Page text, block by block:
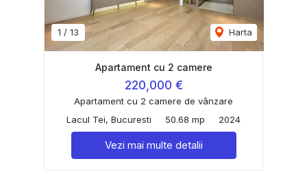
1 / 13 Harta
Apartament cu 2 camere
220,000 €
Apartament cu 2 camere de vânzare
Lacul Tei, Bucuresti
50.68 mp 2024
Vezi mai multe detalii